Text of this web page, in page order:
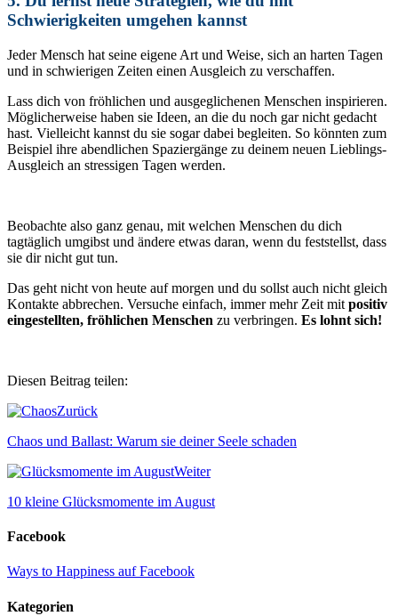
Schwierigkeiten umgehen kannst
Jeder Mensch hat seine eigene Art und Weise, sich an harten Tagen
und in schwierigen Zeiten einen Ausgleich zu verschaffen.
Lass dich von fröhlichen und ausgeglichenen Menschen inspirieren.
Möglicherweise haben sie Ideen, an die du noch gar nicht gedacht
hast. Vielleicht kannst du sie sogar dabei begleiten. So könnten zum
Beispiel ihre abendlichen Spaziergänge zu deinem neuen Lieblings-
Ausgleich an stressigen Tagen werden.
Beobachte also ganz genau, mit welchen Menschen du dich
tagtäglich umgibst und ändere etwas daran, wenn du feststellst, dass
sie dir nicht gut tun.
Das geht nicht von heute auf morgen und du sollst auch nicht gleich
Kontakte abbrechen. Versuche einfach, immer mehr Zeit mit positiv
eingestellten, fröhlichen Menschen zu verbringen. Es lohnt sich!
Diesen Beitrag teilen:
Zurück
Chaos und Ballast: Warum sie deiner Seele schaden
Weiter
10 kleine Glücksmomente im August
Facebook
Ways to Happiness auf Facebook
Kategorien